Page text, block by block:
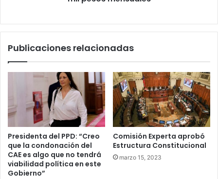
Publicaciones relacionadas
Presidenta del PPD: “Creo
que la condonación del
CAE es algo que no tendrá
viabilidad política en este
Gobierno”
Comisión Experta aprobó
Estructura Constitucional
marzo 15, 2023